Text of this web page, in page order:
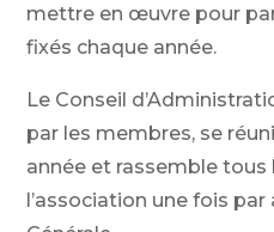
mettre en œuvre pour
fixés chaque année.
Le Conseil
par les membres, se
année et rassemble
l’association une fois